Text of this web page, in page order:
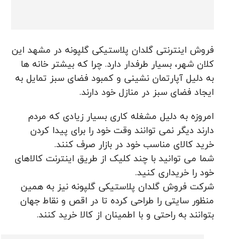
فروش اینترنتی گلدان پلاستیکی گلپونه در مشهد این
کلان شهر، بسیار طرفدار دارد. چرا که بیشتر خانه ها
به دلیل آپارتمان نشینی و کمبود فضای سبز تمایل به
ایجاد فضای سبز در منازل خود دارند.
امروزه به دلیل مشغله کاری بسیار زیادی که مردم
دارند دیگر نمی توانند وقت خود را برای پیدا کردن
خرید کالای مناسب خود در بازار صرف کنند.
شما می توانید با چند کلیک از طریق اینترنت کالاهای
خود را خریداری کنید.
شرکت فروش گلدان پلاستیکی گلپونه نیز به همین
منظور سایتی را طراحی کرده تا در اقص و نقاط جهان
بتوانند به راحتی و با اطمینان از کالا خرید کنند.